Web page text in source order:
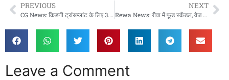
PREVIOUS
CG News: किडनी ट्रांसप्लांट के लिए 3.95 लाख की सहायता, मुख्यमंत्री विशेष स्वास्थ्य सहायता योजना से राहत
NEXT
Rewa News: रीवा में फूड स्कैंडल, वेज बिरयानी में कीड़ा मिलने पर रेस्टोरेंट सील, जांच में खुलासा
Leave a Comment